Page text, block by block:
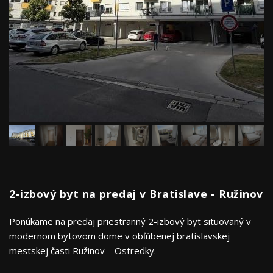
2-izbový byt na predaj v Bratislave - Ružinov
Ponúkame na predaj priestranný 2-izbový byt situovaný v
modernom bytovom dome v obľúbenej bratislavskej
mestskej časti Ružinov – Ostredky.